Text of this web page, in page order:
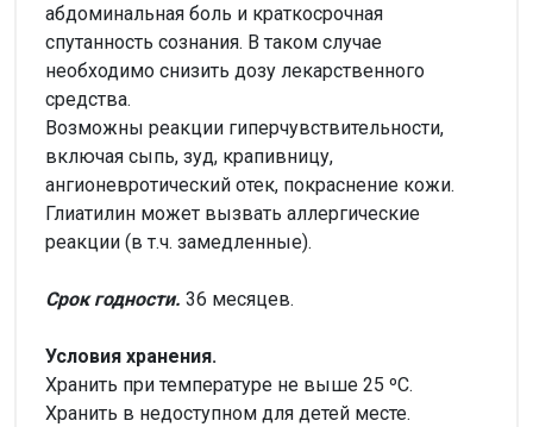
абдоминальная боль и краткосрочная
спутанность сознания. В таком случае
необходимо снизить дозу лекарственного
средства.
Возможны реакции гиперчувствительности,
включая сыпь, зуд, крапивницу,
ангионевротический отек, покраснение кожи.
Глиатилин может вызвать аллергические
реакции (в т.ч. замедленные).
Срок годности. 36 месяцев.
Условия хранения.
Хранить при температуре не выше 25 ºС.
Хранить в недоступном для детей месте.